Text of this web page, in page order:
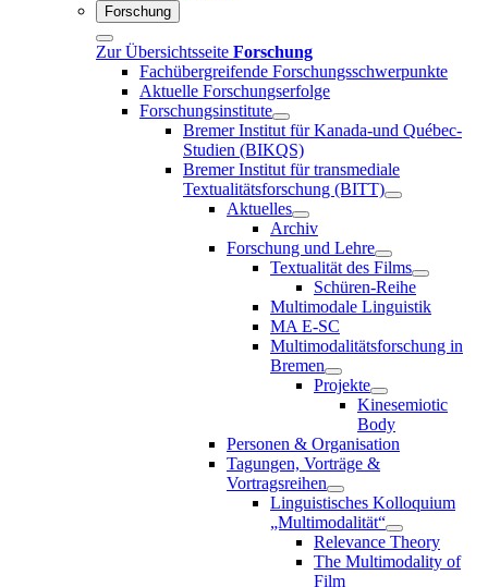
Forschung
Zur Übersichtsseite Forschung
Fachübergreifende Forschungsschwerpunkte
Aktuelle Forschungserfolge
Forschungsinstitute
Bremer Institut für Kanada-und Québec-
Studien (BIKQS)
Bremer Institut für transmediale
Textualitätsforschung (BITT)
Aktuelles
Archiv
Forschung und Lehre
Textualität des Films
Schüren-Reihe
Multimodale Linguistik
MA E-SC
Multimodalitätsforschung in
Bremen
Projekte
Kinesemiotic
Body
Personen & Organisation
Tagungen, Vorträge &
Vortragsreihen
Linguistisches Kolloquium
„Multimodalität“
Relevance Theory
The Multimodality of
Film